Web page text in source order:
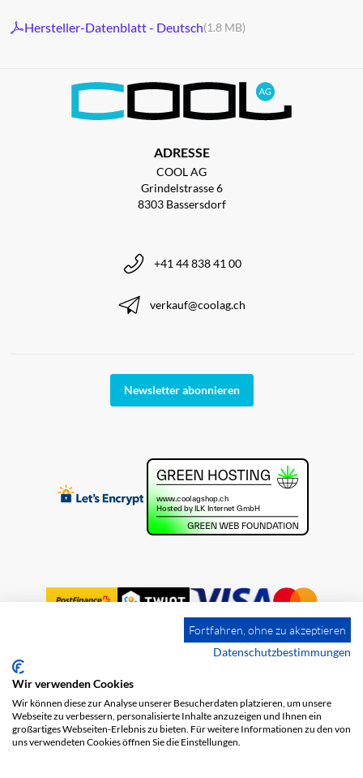
Hersteller-Datenblatt - Deutsch(1.8 MB)
ADRESSE
COOL AG
Grindelstrasse 6
8303 Bassersdorf
+41 44 838 41 00
verkauf@coolag.ch
Newsletter abonnieren
Impressum
Datenschutz
Fortfahren, ohne zu akzeptieren
Datenschutzbestimmungen
Wir verwenden Cookies
Wir können diese zur Analyse unserer Besucherdaten platzieren, um unsere
Webseite zu verbessern, personalisierte Inhalte anzuzeigen und Ihnen ein
großartiges Webseiten-Erlebnis zu bieten. Für weitere Informationen zu den von
uns verwendeten Cookies öffnen Sie die Einstellungen.